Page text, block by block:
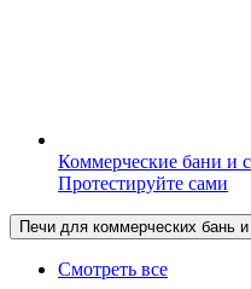
Коммерческие бани и
Протестируйте сами
Печи для коммерческих бань
Смотреть все